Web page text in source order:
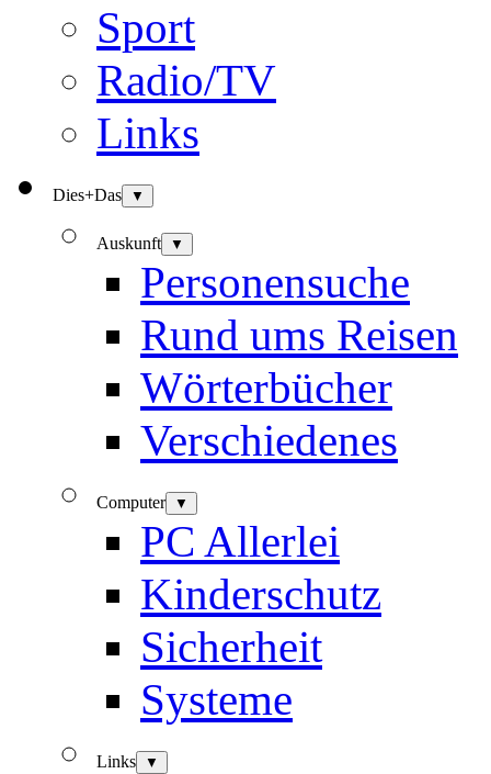
Sport
Radio/TV
Links
Dies+Das ▼
Auskunft ▼
Personensuche
Rund ums Reisen
Wörterbücher
Verschiedenes
Computer ▼
PC Allerlei
Kinderschutz
Sicherheit
Systeme
Links ▼